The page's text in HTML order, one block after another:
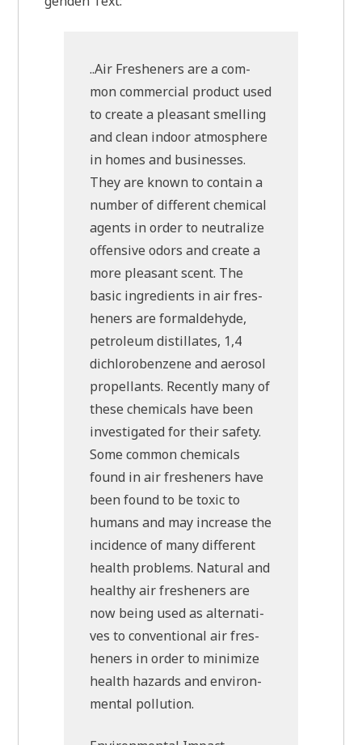
..Air Fres­he­ners are a com­
mon com­mer­cial pro­duct used
to crea­te a plea­sant smel­ling
and clean indoor atmo­sphe­re
in homes and busi­nesses.
They are known to con­tain a
num­ber of dif­fe­rent che­mical
agents in order to neu­tra­li­ze
offen­si­ve odors and crea­te a
more plea­sant scent. The
basic ingre­di­ents in air fres­
he­ners are form­alde­hyde,
petro­le­um distil­la­tes, 1,4
dichlo­r­oben­zene and aero­sol
pro­pel­lants. Recent­ly many of
the­se che­micals have been
inve­sti­ga­ted for their safe­ty.
Some com­mon che­micals
found in air fres­he­ners have
been found to be toxic to
humans and may increa­se the
inci­dence of many dif­fe­rent
health pro­blems. Natu­ral and
healt­hy air fres­he­ners are
now being used as alter­na­ti­
ves to con­ven­tio­nal air fres­
he­ners in order to mini­mi­ze
health hazards and envi­ron­
men­tal pollution.